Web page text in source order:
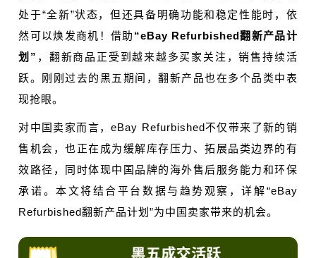
处于“全新”状态，但还具备明确功能和稳定性能时，依
然可以焕发商机！借助 “eBay Refurbished翻新产品计
划” ，翻新商品正受到越来越多买家关注，销售持续活
跃。刚刚过去的黑五期间，翻新产品也在多个品类中表
现抢眼。
对中国卖家而言，eBay Refurbished不仅带来了新的销
售机会，也正在成为缓解库存压力、拓展品类边界的有
效路径，同时体现中国品牌的海外售后服务能力和环保
承诺。本文将结合平台数据与趋势观察，详解“eBay
Refurbished翻新产品计划”为中国卖家带来的机会。